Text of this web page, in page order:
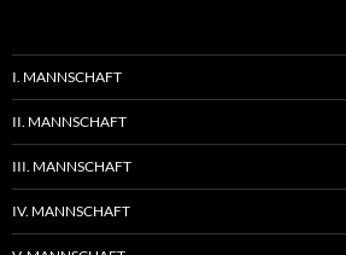
I. MANNSCHAFT
II. MANNSCHAFT
III. MANNSCHAFT
IV. MANNSCHAFT